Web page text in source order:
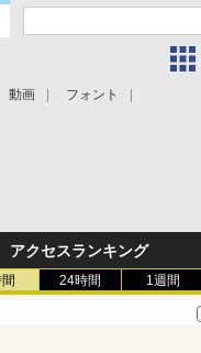
動画 フォント
アクセスランキング
24時間 1週間